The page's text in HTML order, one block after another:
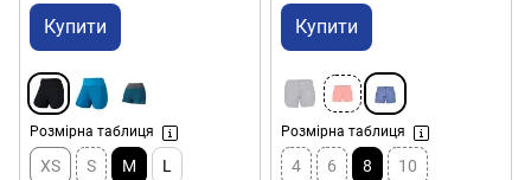
Купити
Розмірна таблиця
XS S M L
Купити
Розмірна таблиця
4 6 8 10